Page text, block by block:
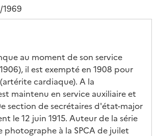
au moment de son service
il est exempté en 1908 pour
cardiaque). A la
maintenu en service auxiliaire et
section de secrétaires d'état-major
le 12 juin 1915. Auteur de la série
photographe à la SPCA de juilet